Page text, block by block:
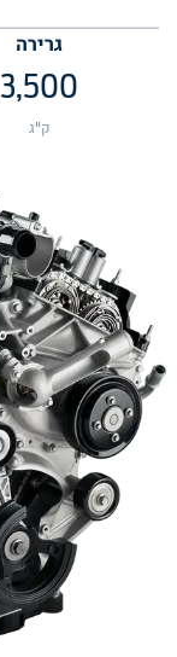
גרירה
3,500
ק"ג